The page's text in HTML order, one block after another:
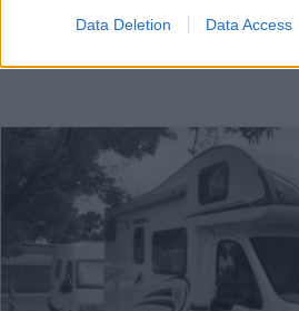
Data Deletion Data Access